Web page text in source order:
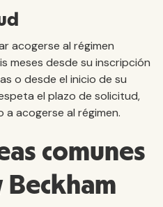
acogerse al régimen
meses desde su inscripción
o desde el inicio de su
el plazo de solicitud,
acogerse al régimen.
comunes
Beckham